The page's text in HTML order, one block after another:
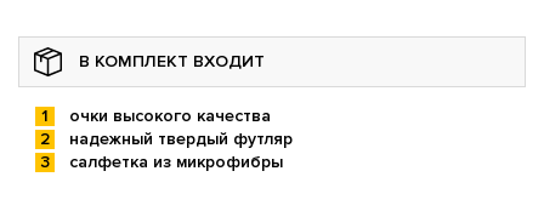
В КОМПЛЕКТ ВХОДИТ
очки высокого качества
надежный твердый футляр
салфетка из микрофибры